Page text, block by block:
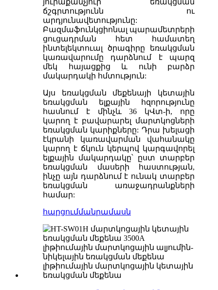
յուրաքանչյուր եռակցման
ճշգրտությունն ու
արդյունավետությունը:
Բազմաֆունկցիոնալ պարամետրերի
ցուցադրման հետ համատեղ
ինտելեկտուալ ծրագիրը եռակցման
կառավարումը դարձնում է պարզ
մեկ հայացքից և ունի բարձր
մակարդակի հմտություն:
Այս եռակցման մեքենայի կետային
եռակցման ելքային հզորությունը
հասնում է մինչև 36 կՎտ-ի, որը
կարող է բավարարել մարտկոցների
եռակցման կարիքները: Դրա խելացի
էկրանի կառավարման վահանակը
կարող է ճկուն կերպով կարգավորել
ելքային մակարդակը՝ ըստ տարբեր
եռակցման մասերի հաստության,
ինչը այն դարձնում է ունակ տարբեր
եռակցման առաջադրանքների
համար:
հարցումմանրամասն